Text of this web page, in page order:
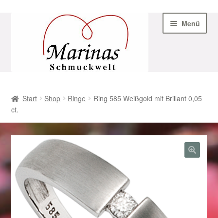
Navigation
Menü
AGB
Beispiel-Seite
Datenschutz
Geschenke zu Ostern 2023
Geschenke zu Ostern 2024
Start Shop Ringe
Ring 585 Weißgold mit Brillant 0,05
ct.